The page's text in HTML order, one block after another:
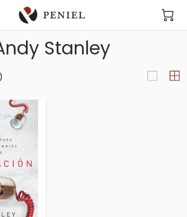
Stanley